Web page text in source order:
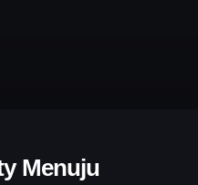
Menuju